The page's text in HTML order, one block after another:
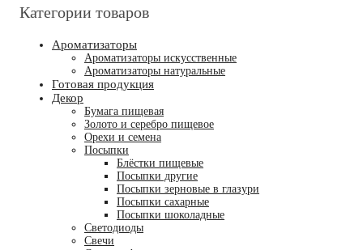
Категории товаров
Ароматизаторы
Ароматизаторы искусственные
Ароматизаторы натуральные
Готовая продукция
Декор
Бумага пищевая
Золото и серебро пищевое
Орехи и семена
Посыпки
Блёстки пищевые
Посыпки другие
Посыпки зерновые в глазури
Посыпки сахарные
Посыпки шоколадные
Светодиоды
Свечи